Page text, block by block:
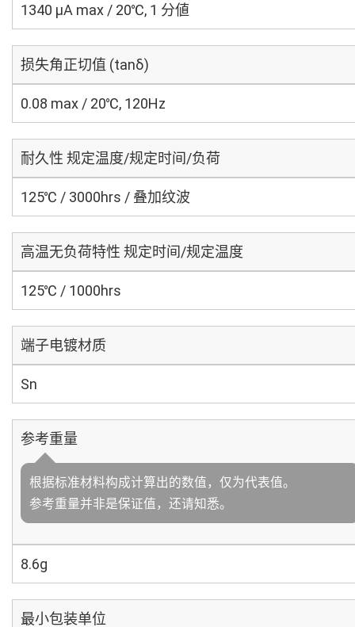
1340 μA max / 20℃, 1 分値
损失角正切值 (tanδ)
0.08 max / 20℃, 120Hz
耐久性 规定温度/规定时间/负荷
125℃ / 3000hrs / 叠加纹波
高温无负荷特性 规定时间/规定温度
125℃ / 1000hrs
端子电镀材质
Sn
参考重量
根据标准材料构成计算出的数值，仅为代表值。
参考重量并非是保证值，还请知悉。
8.6g
最小包装单位